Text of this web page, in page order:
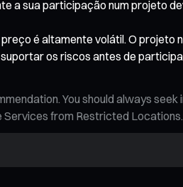
a sua participação num projeto
é altamente volátil. O
os riscos antes de
You should always
from Restricted